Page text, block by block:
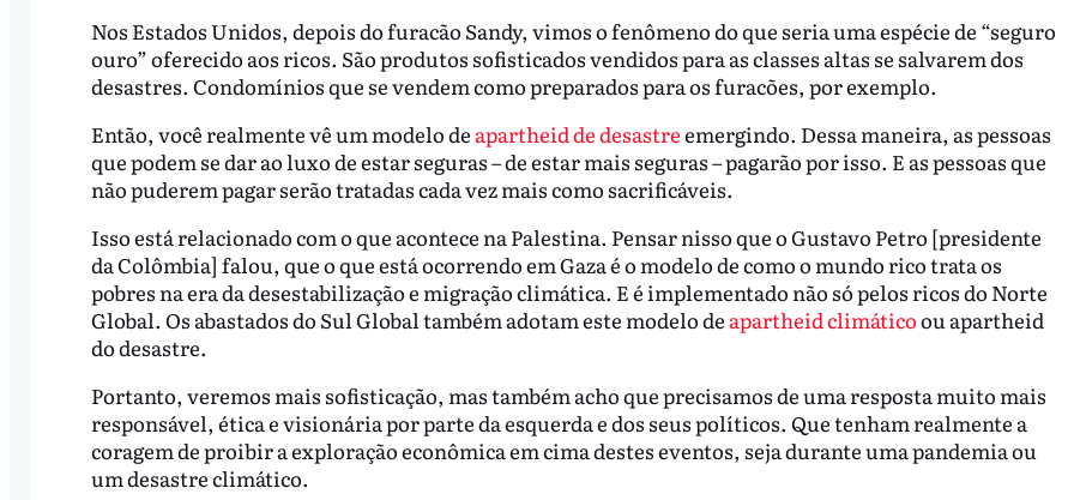
Nos Estados Unidos, depois do furacão Sandy, vimos o fenômeno do que seria uma espécie de “seguro
ouro” oferecido aos ricos. São produtos sofisticados vendidos para as classes altas se salvarem dos
desastres. Condomínios que se vendem como preparados para os furacões, por exemplo.
Então, você realmente vê um modelo de apartheid de desastreemergindo. Dessa maneira, as pessoas
que podem se dar ao luxo de estar seguras – de estar mais seguras – pagarão por isso. E as pessoas que
não puderem pagar serão tratadas cada vez mais como sacrificáveis.
Isso está relacionado com o que acontece na Palestina. Pensar nisso que o Gustavo Petro [presidente
da Colômbia] falou, que o que está ocorrendo em Gaza é o modelo de como o mundo rico trata os
pobres na era da desestabilização e migração climática. E é implementado não só pelos ricos do Norte
Global. Os abastados do Sul Global também adotam este modelo de apartheid climáticoou apartheid
do desastre.
Portanto, veremos mais sofisticação, mas também acho que precisamos de uma resposta muito mais
responsável, ética e visionária por parte da esquerda e dos seus políticos. Que tenham realmente a
coragem de proibir a exploração econômica em cima destes eventos, seja durante uma pandemia ou
um desastre climático.